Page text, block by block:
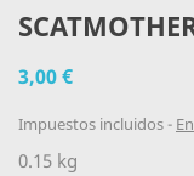
3,00 €
Impuestos incluidos
0.15 kg